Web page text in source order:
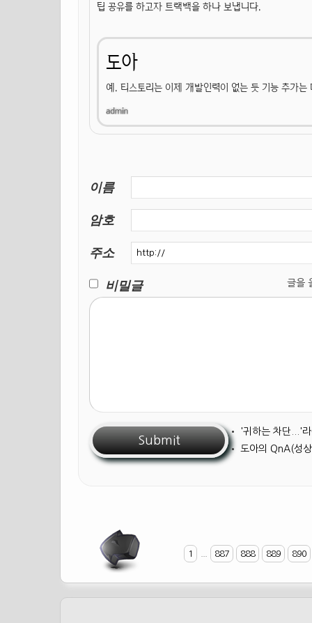
팁 공유를 하고자 트랙백을 하나 보냅니다.
도아
예. 티스토리는 이제 개발인력이 없는 듯 기능 추가
이름
암호
주소
비밀글
글을
• '귀하는 차단...'
• 도아의 QnA(성
1 887 888 889 890